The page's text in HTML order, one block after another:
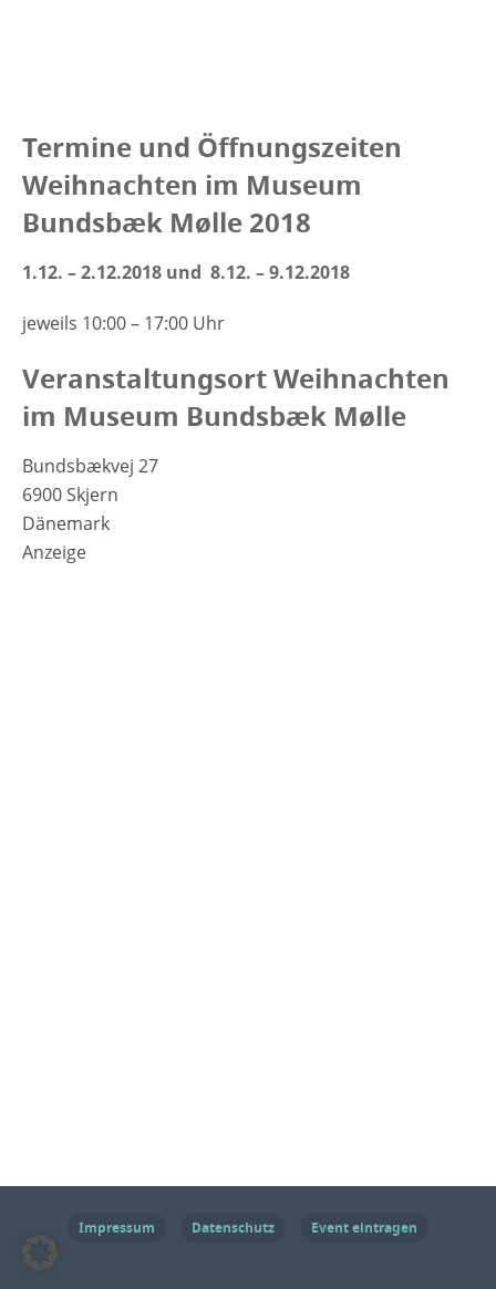
Termine und Öffnungszeiten
Weihnachten im Museum
Bundsbæk Mølle 2018
1.12. – 2.12.2018 und 8.12. – 9.12.2018
jeweils 10:00 – 17:00 Uhr
Veranstaltungsort Weihnachten
im Museum Bundsbæk Mølle
Bundsbækvej 27
6900 Skjern
Dänemark
Anzeige
Impressum Datenschutz Event eintragen